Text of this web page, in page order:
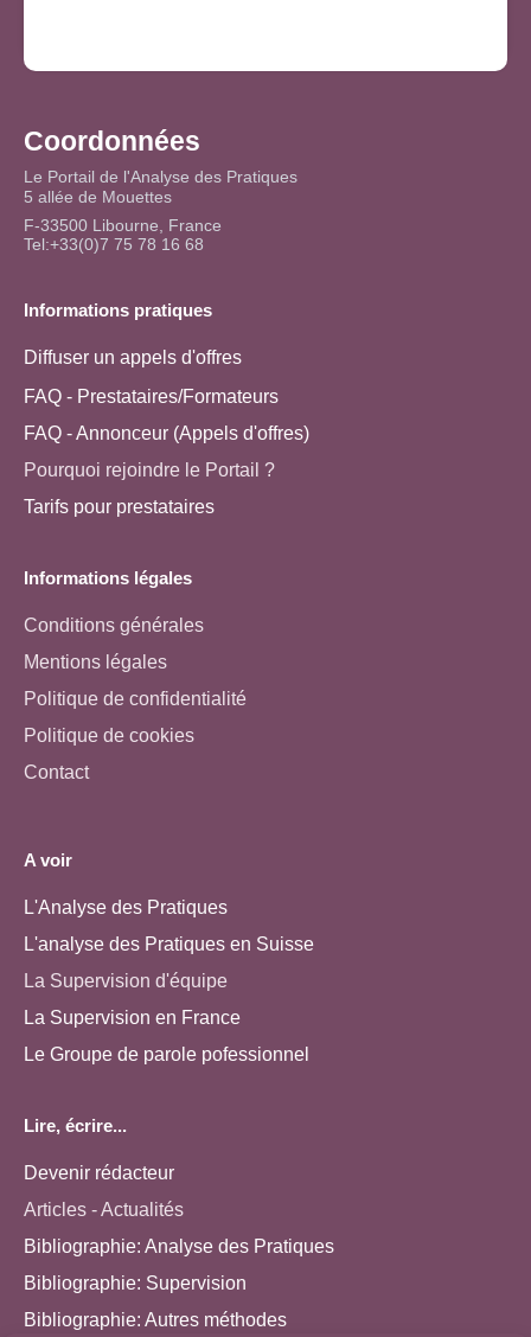
Coordonnées
Le Portail de l'Analyse des Pratiques
5 allée de Mouettes
F-33500 Libourne, France
Tel:+33(0)7 75 78 16 68
Informations pratiques
Diffuser un appels d'offres
FAQ - Prestataires/Formateurs
FAQ - Annonceur (Appels d'offres)
Pourquoi rejoindre le Portail ?
Tarifs pour prestataires
Informations légales
Conditions générales
Mentions légales
Politique de confidentialité
Politique de cookies
Contact
A voir
L'Analyse des Pratiques
L'analyse des Pratiques en Suisse
La Supervision d'équipe
La Supervision en France
Le Groupe de parole pofessionnel
Lire, écrire...
Devenir rédacteur
Articles - Actualités
Bibliographie: Analyse des Pratiques
Bibliographie: Supervision
Bibliographie: Autres méthodes